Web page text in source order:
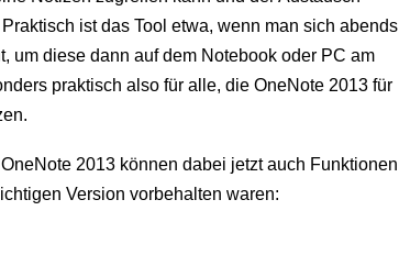
ist das Tool etwa, wenn man sich abends
um diese dann auf dem Notebook oder PC am
praktisch also für alle, die OneNote 2013 für
2013 können dabei jetzt auch Funktionen
Version vorbehalten waren: